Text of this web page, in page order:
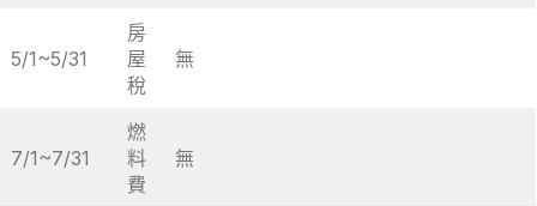
5/1~5/31
房
屋
稅
無
7/1~7/31
燃
料
費
無